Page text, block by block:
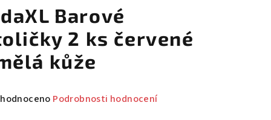
Barové
2 ks červené
kůže
Podrobnosti hodnocení